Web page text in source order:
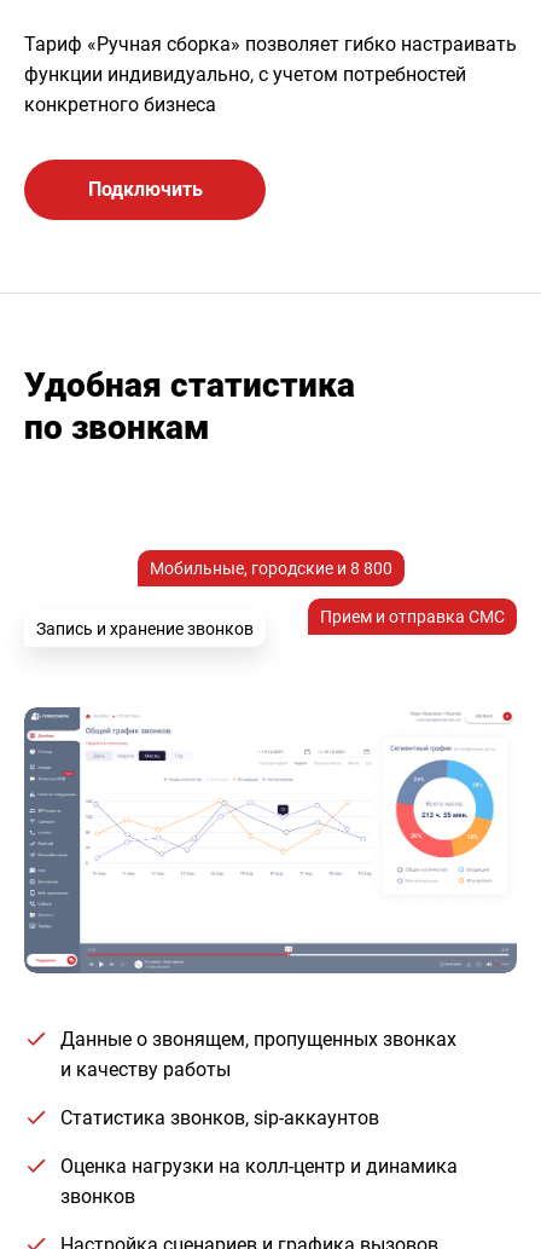
Тариф «Ручная сборка» позволяет гибко настраивать
функции индивидуально, с учетом потребностей
конкретного бизнеса
Подключить
Удобная статистика
по звонкам
Мобильные, городские и 8 800
Прием и отправка СМС
Запись и хранение звонков
Данные о звонящем, пропущенных звонках
и качеству работы
Статистика звонков, sip-аккаунтов
Оценка нагрузки на колл-центр и динамика
звонков